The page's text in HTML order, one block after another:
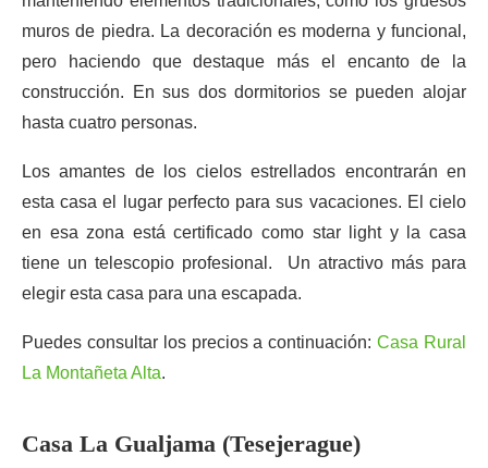
muros de piedra. La decoración es moderna y funcional,
pero haciendo que destaque más el encanto de la
construcción. En sus dos dormitorios se pueden alojar
hasta cuatro personas.
Los amantes de los cielos estrellados encontrarán en
esta casa el lugar perfecto para sus vacaciones. El cielo
en esa zona está certificado como star light y la casa
tiene un telescopio profesional. Un atractivo más para
elegir esta casa para una escapada.
Puedes consultar los precios a continuación:Casa Rural
La Montañeta Alta.
Casa La Gualjama (Tesejerague)